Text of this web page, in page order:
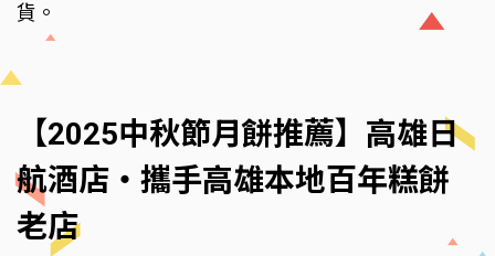
貨。
【2025中秋節月餅推薦】高雄日
航酒店‧攜手高雄本地百年糕餅
老店